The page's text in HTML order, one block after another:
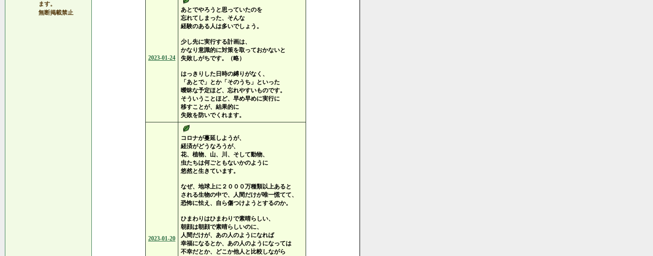
ます。
無断掲載禁止
2023-01-24
あとでやろうと思っていたのを
忘れてしまった、そんな
経験のある人は多いでしょう。
少し先に実行する計画は、
かなり意識的に対策を取っておかないと
失敗しがちです。（略）
はっきりした日時の縛りがなく、
「あとで」とか「そのうち」といった
曖昧な予定ほど、忘れやすいものです。
そういうことほど、早め早めに実行に
移すことが、結果的に
失敗を防いでくれます。
2023-01-20
コロナが蔓延しようが、
経済がどうなろうが、
花、植物、山、川、そして動物、
虫たちは何ごともないかのように
悠然と生きています。
なぜ、地球上に２０００万種類以上あると
される生物の中で、人間だけが唯一慌てて、
恐怖に怯え、自ら傷つけようとするのか。
ひまわりはひまわりで素晴らしい、
朝顔は朝顔で素晴らしいのに、
人間だけが、あの人のようになれば
幸福になるとか、あの人のようになっては
不幸だとか、どこか他人と比較しながら